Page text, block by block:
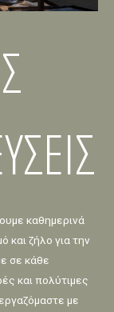
καθημερινά
και ζήλο για την
σε κάθε
και πολύτιμες
με